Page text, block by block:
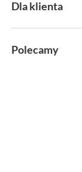
Dla klienta
Polecamy